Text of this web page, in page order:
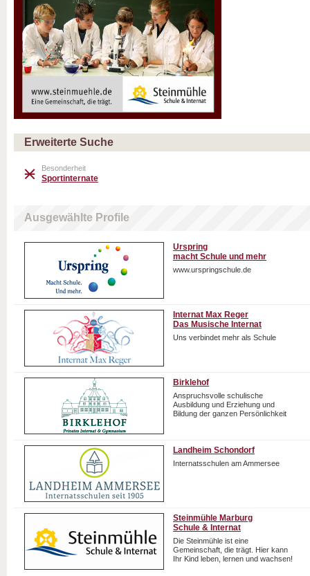
Erweiterte Suche
Besonderheit
Sportinternate
Ausgewählte Profile
Urspring
macht Schule und mehr
www.urspringschule.de
Internat Max Reger
Das Musische Internat
Uns verbindet mehr als Schule
Birklehof
Anspruchsvolle schulische
Ausbildung und Erziehung und
Bildung der ganzen Persönlichkeit
Landheim Schondorf
Internatsschulen am Ammersee
Steinmühle Marburg
Schule & Internat
Die Steinmühle ist eine
Gemeinschaft, die trägt. Hier kann
Ihr Kind leben, lernen und wachsen!